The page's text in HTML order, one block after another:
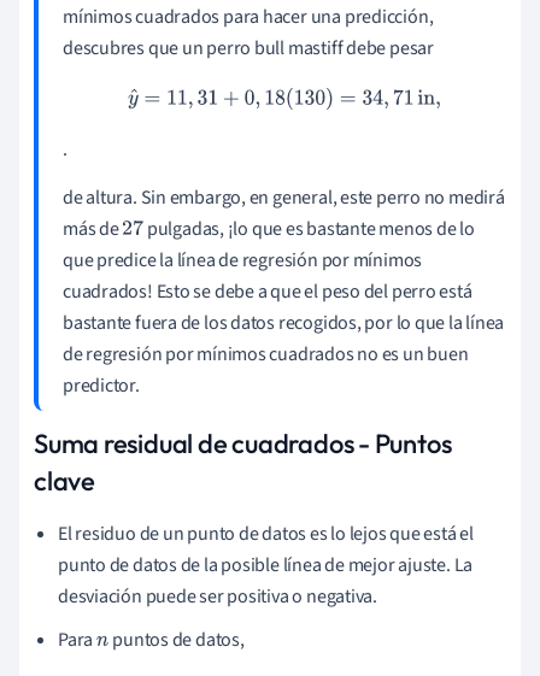
mínimos cuadrados para hacer una predicción,
descubres que un perro bull mastiff debe pesar
y^=11 31 +0,18(130)= 34, 71in ,
.
de altura. Sin embargo, en general, este perro no medirá
más de27 pulgadas, ¡lo que es bastante menos de lo
que predice la línea de regresión por mínimos
cuadrados! Esto se debe a que el peso del perro está
bastante fuera de los datos recogidos, por lo que la línea
de regresión por mínimos cuadradosno es un buen
predictor.
Suma residual de cuadrados - Puntos
clave
El residuo de un punto de datos es lo lejos que está el
punto de datos de la posible línea de mejor ajuste. La
desviación puede ser positiva o negativa.
Paran puntos de datos,